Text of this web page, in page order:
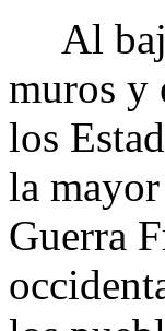
Al
muros y
los
la
Guerra